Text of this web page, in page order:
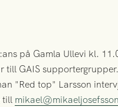
på Gamla Ullevi kl.
till GAIS
"Red top" Larsson
till